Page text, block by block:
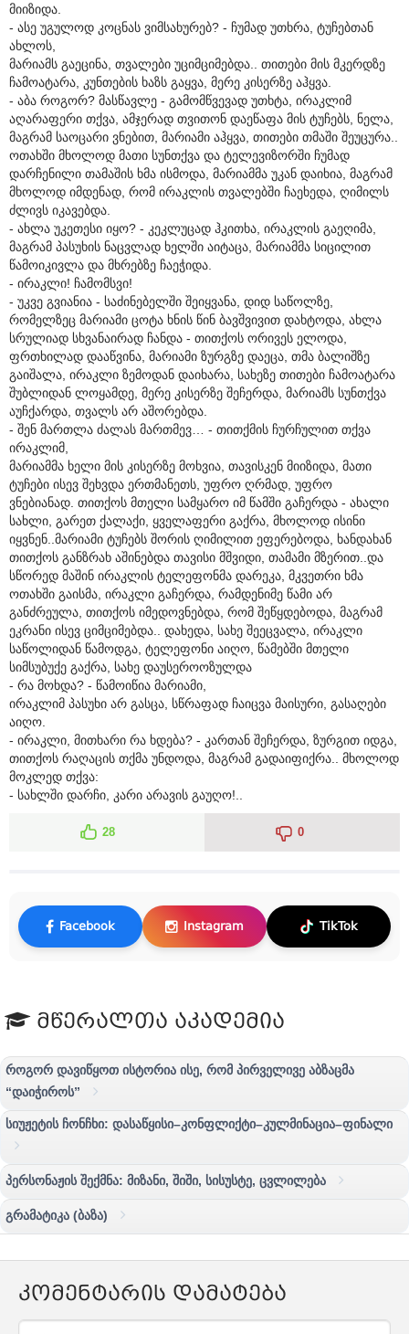
მიიზიდა.
- ასე უგულოდ კოცნას ვიმსახურებ? - ჩუმად უთხრა, ტუჩებთან
ახლოს,
მარიამს გაეცინა, თვალები უციმციმებდა.. თითები მის მკერდზე
ჩამოატარა, კუნთების ხაზს გაყვა, მერე კისერზე აჰყვა.
- აბა როგორ? მასწავლე - გამომწვევად უთხტა, ირაკლიმ
აღარაფერი თქვა, ამჯერად თვითონ დაეწაფა მის ტუჩებს, ნელა,
მაგრამ საოცარი ვნებით, მარიამი აჰყვა, თითები თმაში შეუცურა..
ოთახში მხოლოდ მათი სუნთქვა და ტელევიზორში ჩუმად
დარჩენილი თამაშის ხმა ისმოდა, მარიამმა უკან დაიხია, მაგრამ
მხოლოდ იმდენად, რომ ირაკლის თვალებში ჩაეხედა, ღიმილს
ძლივს იკავებდა.
- ახლა უკეთესი იყო? - კეკლუცად ჰკითხა, ირაკლის გაეღიმა,
მაგრამ პასუხის ნაცვლად ხელში აიტაცა, მარიამმა სიცილით
წამოიკივლა და მხრებზე ჩაეჭიდა.
- ირაკლი! ჩამომსვი!
- უკვე გვიანია - საძინებელში შეიყვანა, დიდ საწოლზე,
რომელზეც მარიამი ცოტა ხნის წინ ბავშვივით დახტოდა, ახლა
სრულიად სხვანაირად ჩანდა - თითქოს ორივეს ელოდა,
ფრთხილად დააწვინა, მარიამი ზურგზე დაეცა, თმა ბალიშზე
გაიშალა, ირაკლი ზემოდან დაიხარა, სახეზე თითები ჩამოატარა
შუბლიდან ლოყამდე, მერე კისერზე შეჩერდა, მარიამს სუნთქვა
აუჩქარდა, თვალს არ აშორებდა.
- შენ მართლა ძალას მართმევ… - თითქმის ჩურჩულით თქვა
ირაკლიმ,
მარიამმა ხელი მის კისერზე მოხვია, თავისკენ მიიზიდა, მათი
ტუჩები ისევ შეხვდა ერთმანეთს, უფრო ღრმად, უფრო
ვნებიანად. თითქოს მთელი სამყარო იმ წამში გაჩერდა - ახალი
სახლი, გარეთ ქალაქი, ყველაფერი გაქრა, მხოლოდ ისინი
იყვნენ..მარიამი ტუჩებს შორის ღიმილით ეფერებოდა, ხანდახან
თითქოს განზრახ აშინებდა თავისი მშვიდი, თამამი მზერით..და
სწორედ მაშინ ირაკლის ტელეფონმა დარეკა, მკვეთრი ხმა
ოთახში გაისმა, ირაკლი გაჩერდა, რამდენიმე წამი არ
განძრეულა, თითქოს იმედოვნებდა, რომ შეწყდებოდა, მაგრამ
ეკრანი ისევ ციმციმებდა.. დახედა, სახე შეეცვალა, ირაკლი
საწოლიდან წამოდგა, ტელეფონი აიღო, წამებში მთელი
სიმსუბუქე გაქრა, სახე დაუსეროოზულდა
- რა მოხდა? - წამოიწია მარიამი,
ირაკლიმ პასუხი არ გასცა, სწრაფად ჩაიცვა მაისური, გასაღები
აიღო.
- ირაკლი, მითხარი რა ხდება? - კართან შეჩერდა, ზურგით იდგა,
თითქოს რაღაცის თქმა უნდოდა, მაგრამ გადაიფიქრა.. მხოლოდ
მოკლედ თქვა:
- სახლში დარჩი, კარი არავის გაუღო!..
28 0
Facebook Instagram TikTok
მწერალთა აკადემია
როგორ დავიწყოთ ისტორია ისე, რომ პირველივე აბზაცმა
“დაიჭიროს”
სიუჟეტის ჩონჩხი: დასაწყისი–კონფლიქტი–კულმინაცია–ფინალი
პერსონაჟის შექმნა: მიზანი, შიში, სისუსტე, ცვლილება
გრამატიკა (ბაზა)
კომენტარის დამატება